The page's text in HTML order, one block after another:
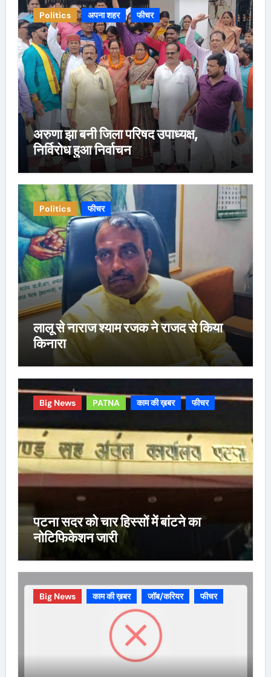
Politics अपना शहर फीचर
अरुणा झा बनी जिला परिषद उपाध्यक्ष,
निर्विरोध हुआ निर्वाचन
Politics फीचर
लालू से नाराज श्याम रजक ने राजद से किया
किनारा
Big News PATNA काम की ख़बर फीचर
पटना सदर को चार हिस्सों में बांटने का
नोटिफिकेशन जारी
Big News काम की ख़बर जॉब/करियर फीचर